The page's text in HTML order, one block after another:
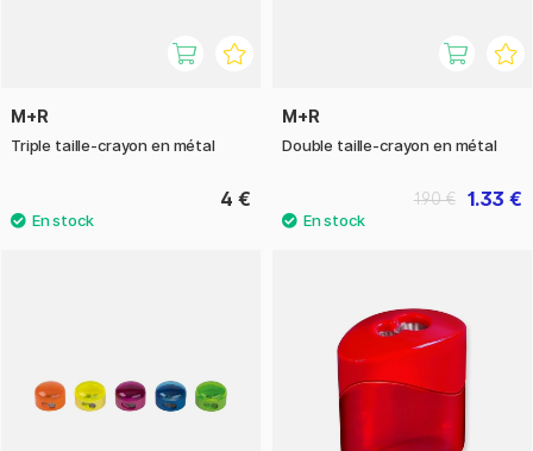
M+R
Triple taille-crayon en métal
4 €
M+R
Double taille-crayon en métal
1.33 €
1.90 €